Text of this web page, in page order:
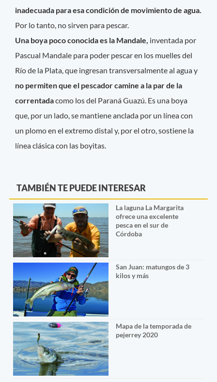
inadecuada para esa condición de movimiento de agua.
Por lo tanto, no sirven para pescar.
Una boya poco conocida es la Mandale, inventada por
Pascual Mandale para poder pescar en los muelles del
Río de la Plata, que ingresan transversalmente al agua y
no permiten que el pescador camine a la par de la
correntadacomo los del Paraná Guazú. Es una boya
que, por un lado, se mantiene anclada por un línea con
un plomo en el extremo distal y, por el otro, sostiene la
línea clásica con las boyitas.
TAMBIÉN TE PUEDE INTERESAR
La laguna La Margarita
ofrece una excelente
pesca en el sur de
Córdoba
San Juan: matungos de 3
kilos y más
Mapa de la temporada de
pejerrey 2020